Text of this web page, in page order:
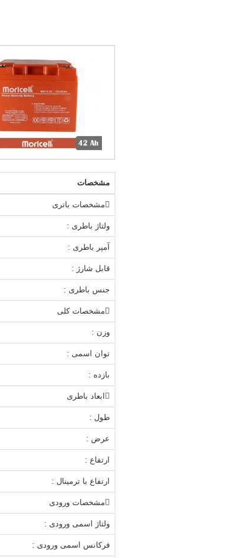
مشخصات
مشخصات باتری
ولتاژ باطری :
آمپر باطری :
قابل شارژ :
جنس باطری :
مشخصات کلی
وزن :
توان اسمی :
بازده :
ابعاد باطری
طول :
عرض :
ارتفاع :
ارتفاع با ترمینال :
مشخصات ورودی
ولتاژ اسمی ورودی :
فرکانس اسمی ورودی :